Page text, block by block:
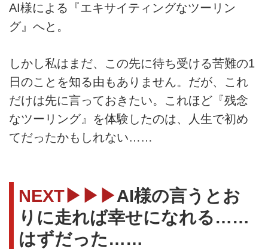
AI様による『エキサイティングなツーリン
グ』へと。
しかし私はまだ、この先に待ち受ける苦難の1
日のことを知る由もありません。だが、これ
だけは先に言っておきたい。これほど『残念
なツーリング』を体験したのは、人生で初め
てだったかもしれない……
NEXT▶▶▶AI様の言うとお
りに走れば幸せになれる……
はずだった……